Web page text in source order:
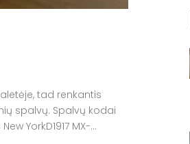
tad renkantis
spalvų. Spalvų kodai
YorkD1917 MX-...